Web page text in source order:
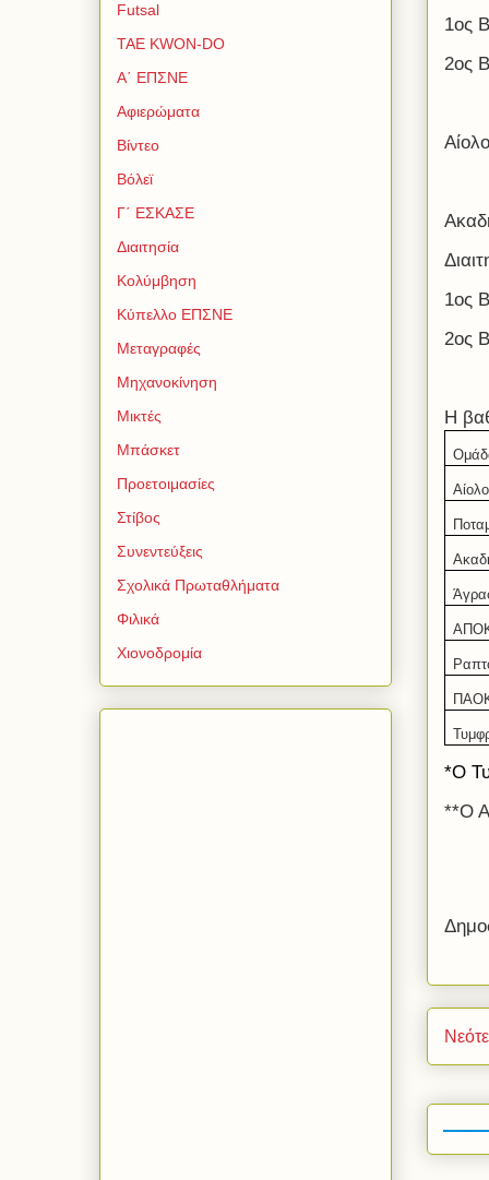
1ος
2ος
1ος
2ος
Η
*Ο
**Ο
Futsal
TAE KWON-DO
Α΄ ΕΠΣΝΕ
Αφιερώματα
Βίντεο
Βόλεϊ
Γ΄ ΕΣΚΑΣΕ
Διαιτησία
Κολύμβηση
Κύπελλο ΕΠΣΝΕ
Μεταγραφές
Μηχανοκίνηση
Μικτές
Μπάσκετ
Προετοιμασίες
Στίβος
Συνεντεύξεις
Σχολικά Πρωταθλήματα
Φιλικά
Χιονοδρομία